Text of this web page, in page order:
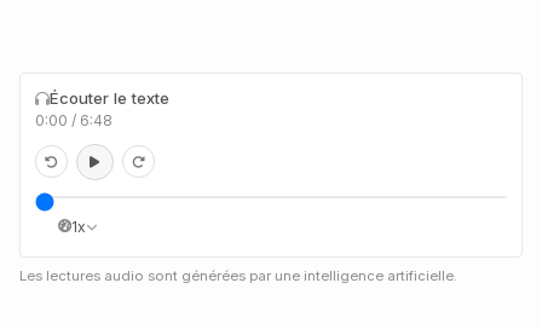
Écouter le texte
0:00 / 6:48
1x
Les lectures audio sont générées par une intelligence artificielle.